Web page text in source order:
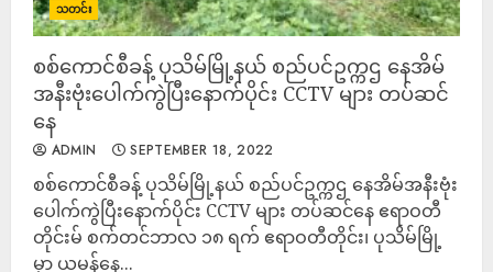
သတင်း
စစ်ကောင်စီခန့် ပုသိမ်မြို့နယ် စည်ပင်ဥက္ကဌ နေအိမ်
အနီးဗုံးပေါက်ကွဲပြီးနောက်ပိုင်း CCTV များ တပ်ဆင်
နေ
ADMIN SEPTEMBER 18, 2022
စစ်ကောင်စီခန့် ပုသိမ်မြို့နယ် စည်ပင်ဥက္ကဌ နေအိမ်အနီးဗုံး
ပေါက်ကွဲပြီးနောက်ပိုင်း CCTV များ တပ်ဆင်နေ ဧရာဝတီ
တိုင်းမ် စက်တင်ဘာလ ၁၈ ရက် ဧရာဝတီတိုင်း၊ ပုသိမ်မြို့
မှာ ယမန်နေ့...